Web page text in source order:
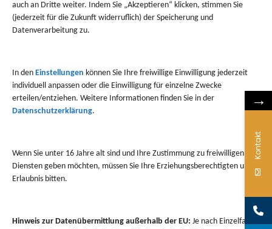
auch an Dritte weiter. Indem Sie „Akzeptieren“ klicken, stimmen Sie
(jederzeit für die Zukunft widerruflich) der Speicherung und
Datenverarbeitung zu.
In den Einstellungen können Sie Ihre freiwillige Einwilligung jederzeit
individuell anpassen oder die Einwilligung für einzelne Zwecke
erteilen/entziehen. Weitere Informationen finden Sie in der
Datenschutzerklärung.
Wenn Sie unter 16 Jahre alt sind und Ihre Zustimmung zu freiwilligen
Diensten geben möchten, müssen Sie Ihre Erziehungsberechtigten um
Erlaubnis bitten.
Hinweis zur Datenübermittlung außerhalb der EU: Je nach Einzelfall
Neueste Beiträge
Hachenburger Brauerei
Neueste
Kommentare
Es sind keine Kommentare vorhanden.
→
Kontakt